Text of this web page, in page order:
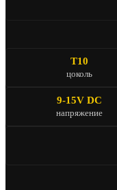
T10
цоколь
9-15V DC
напряжение